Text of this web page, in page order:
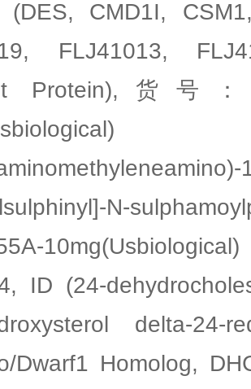
(DES, CMD1I,
FLJ41013,
Protein),货号：
N-
10mg(Usbiological)
ID (24-
delta-24-
Dwarf1 Homolog,